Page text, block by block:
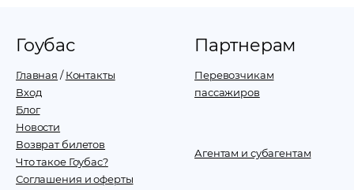
Гоубас
Главная /Контакты
Вход
Блог
Новости
Возврат билетов
Что такое Гоубас?
Соглашения и оферты
Партнерам
Перевозчикам
пассажиров
Агентам и субагентам